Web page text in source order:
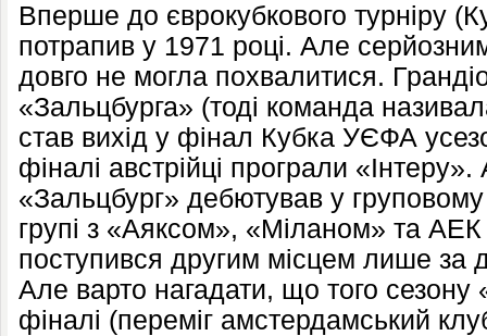
Вперше до єврокубкового турніру
потрапив у 1971 році. Але
довго не могла похвалитися.
«Зальцбурга» (тоді команда
став вихід у фінал Кубка УЄФА
фіналі австрійці програли
«Зальцбург» дебютував у груповому
групі з «Аяксом», «Міланом» та АЕК
поступився другим місцем лише за
Але варто нагадати, що того сезону
фіналі (переміг амстердамський